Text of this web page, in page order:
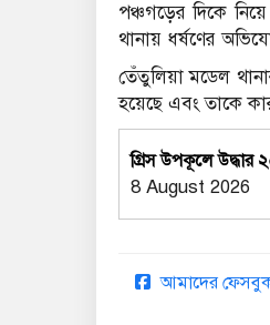
পঞ্চগড়ের দিকে
থানায় ধর্ষণের
তেঁতুলিয়া মডেল
হয়েছে এবং তাকে
গ্রিস উপকূলে উদ্ধার
8 August 2026
আমাদের